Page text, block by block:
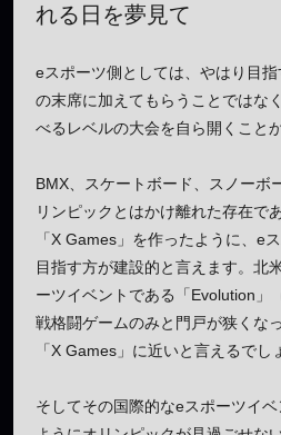
れる日を夢見て
eスポーツ側としては、やはり目
の末席に加えてもらうことではな
べるレベルの大会を自ら開くこと
BMX、スケートボード、スノーボ
リンピックとはかけ離れた存在で
「X Games」を作ったように、e
目指す方が建設的と言えます。北
ーツイベントである「Evolution」
戦格闘ゲームのみと門戸が狭くな
「X Games」に近いと言えるでし
そしてその国際的なeスポーツイ